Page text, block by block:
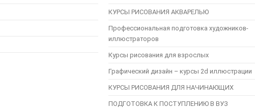
КУРСЫ РИСОВАНИЯ АКВАРЕЛЬЮ
Профессиональная подготовка художников-
иллюстраторов
Курсы рисования для взрослых
Графический дизайн – курсы 2d иллюстрации
КУРСЫ РИСОВАНИЯ ДЛЯ НАЧИНАЮЩИХ
ПОДГОТОВКА К ПОСТУПЛЕНИЮ В ВУЗ